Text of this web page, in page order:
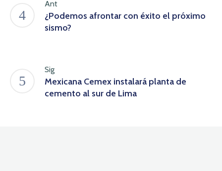
Ant
¿Podemos afrontar con éxito el próximo
sismo?
Sig
Mexicana Cemex instalará planta de
cemento al sur de Lima